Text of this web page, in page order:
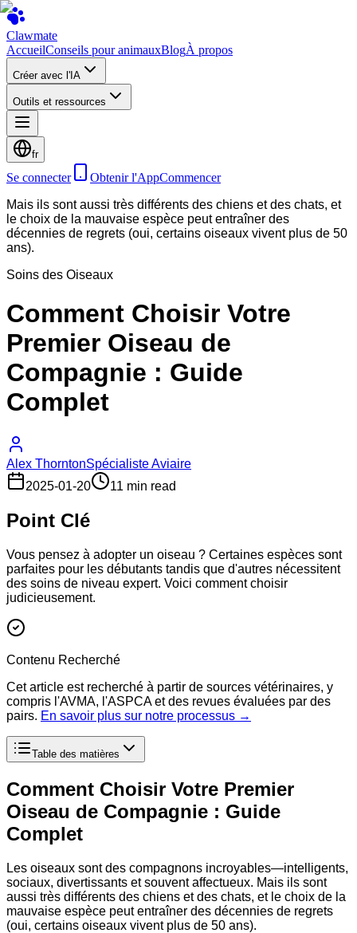
Clawmate
AccueilConseils pour animauxBlogÀ propos
Créer avec l'IA
Outils et ressources
fr
Se connecter Obtenir l'AppCommencer
Mais ils sont aussi très différents des chiens et des chats, et
le choix de la mauvaise espèce peut entraîner des
décennies de regrets (oui, certains oiseaux vivent plus de 50
ans).
Soins des Oiseaux
Comment Choisir Votre
Premier Oiseau de
Compagnie : Guide
Complet
Alex ThorntonSpécialiste Aviaire
2025-01-20
11 min read
Point Clé
Vous pensez à adopter un oiseau ? Certaines espèces sont
parfaites pour les débutants tandis que d'autres nécessitent
des soins de niveau expert. Voici comment choisir
judicieusement.
Contenu Recherché
Cet article est recherché à partir de sources vétérinaires, y
compris l'AVMA, l'ASPCA et des revues évaluées par des
pairs. En savoir plus sur notre processus →
Table des matières
Comment Choisir Votre Premier
Oiseau de Compagnie : Guide
Complet
Les oiseaux sont des compagnons incroyables—intelligents,
sociaux, divertissants et souvent affectueux. Mais ils sont
aussi très différents des chiens et des chats, et le choix de la
mauvaise espèce peut entraîner des décennies de regrets
(oui, certains oiseaux vivent plus de 50 ans).